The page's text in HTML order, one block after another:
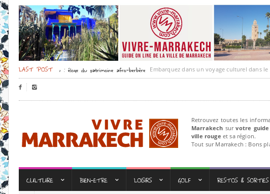
Embarquez dans un voyage culturel dans le
 
Retrouvez toutes les
Marrakech survotre
ville rouge et sa région.
Tout sur Marrakech : Bons